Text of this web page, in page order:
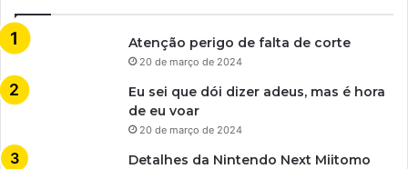
Atenção perigo de falta de corte
20 de março de 2024
Eu sei que dói dizer adeus, mas é hora
de eu voar
20 de março de 2024
Detalhes da Nintendo Next Miitomo